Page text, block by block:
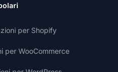
per Shopify
per WooCommerce